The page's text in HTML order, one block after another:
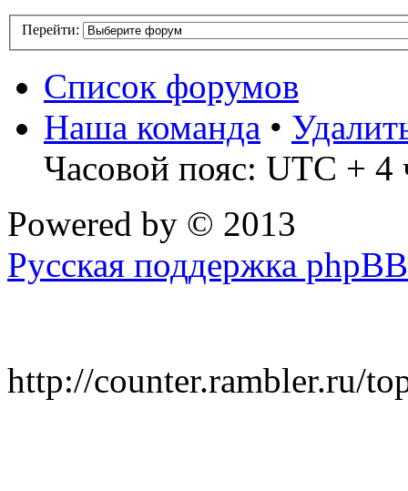
Перейти:
Список форумов
Наша команда •
Часовой пояс: UTC + 4
Powered by © 2013
Русская поддержка phpBB
http://counter.rambler.ru/